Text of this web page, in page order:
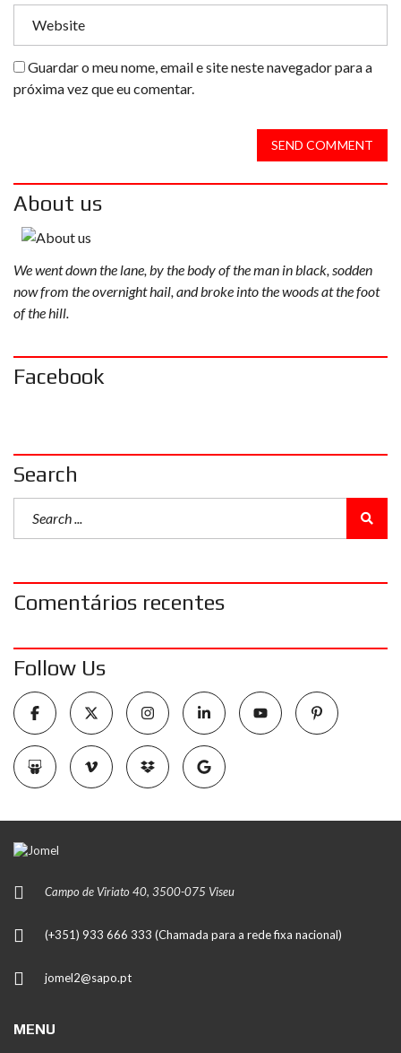
Guardar o meu nome, email e site neste navegador para a
próxima vez que eu comentar.
SEND COMMENT
About us
We went down the lane, by the body of the man in black, sodden
now from the overnight hail, and broke into the woods at the foot
of the hill.
Facebook
Search
Comentários recentes
Follow Us
Campo de Viriato 40, 3500-075 Viseu
(+351) 933 666 333 (Chamada para a rede fixa nacional)
jomel2@sapo.pt
MENU